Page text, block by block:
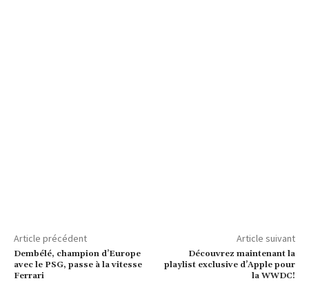
Article précédent
Dembélé, champion d’Europe
avec le PSG, passe à la vitesse
Ferrari
Article suivant
Découvrez maintenant la
playlist exclusive d’Apple pour
la WWDC!